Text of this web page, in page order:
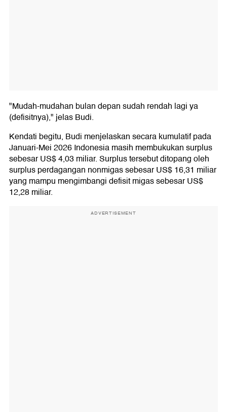
"Mudah-mudahan bulan depan sudah rendah lagi ya
(defisitnya)," jelas Budi.
Kendati begitu, Budi menjelaskan secara kumulatif pada
Januari-Mei 2026 Indonesia masih membukukan surplus
sebesar US$ 4,03 miliar. Surplus tersebut ditopang oleh
surplus perdagangan nonmigas sebesar US$ 16,31 miliar
yang mampu mengimbangi defisit migas sebesar US$
12,28 miliar.
ADVERTISEMENT